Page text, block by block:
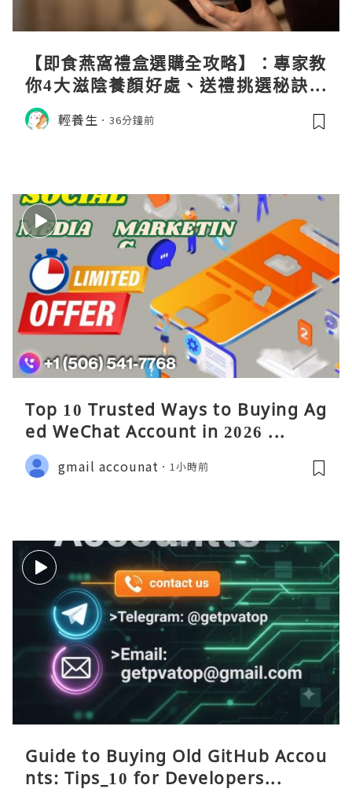
【即食燕窩禮盒選購全攻略】：專家教
你4大滋陰養顏好處、送禮挑選秘訣與
日常食用心得
輕養生 36分鐘前
Top 10 Trusted Ways to Buying Ag
ed WeChat Account in 2026 ...
gmail accounat 1小時前
Guide to Buying Old GitHub Accou
nts: Tips_10 for Developers...